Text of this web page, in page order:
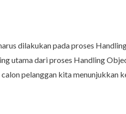
dilakukan pada proses
utama dari proses Handling
pelanggan kita menunjukkan